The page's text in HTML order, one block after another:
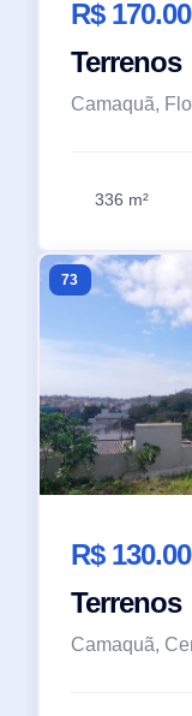
R$
Terrenos
Camaquã,
336 m²
73
R$
Terrenos
Camaquã,